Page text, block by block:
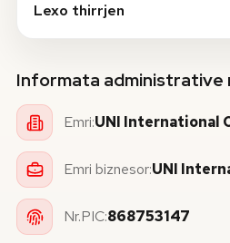
Lexo thirrjen
Informata
Emri:UNI International
Emri biznesor:UNI
Nr.PIC:868753147